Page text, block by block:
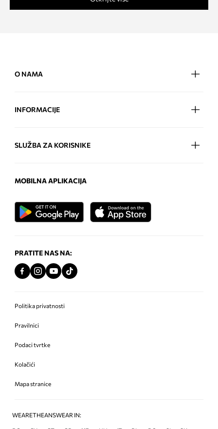
O NAMA
INFORMACIJE
SLUŽBA ZA KORISNIKE
MOBILNA APLIKACIJA
PRATITE NAS NA:
Politika privatnosti
Pravilnici
Podaci tvrtke
Kolačići
Mapa stranice
WEARETHEANSWEAR IN: